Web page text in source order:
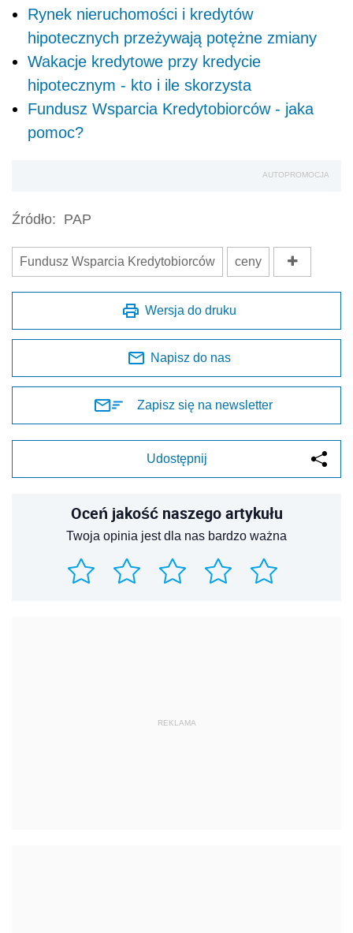
Rynek nieruchomości i kredytów
hipotecznych przeżywają potężne zmiany
Wakacje kredytowe przy kredycie
hipotecznym - kto i ile skorzysta
Fundusz Wsparcia Kredytobiorców - jaka
pomoc?
AUTOPROMOCJA
Źródło: PAP
Fundusz Wsparcia Kredytobiorców ceny
Wersja do druku
Napisz do nas
Zapisz się na newsletter
Udostępnij
Oceń jakość naszego artykułu
Twoja opinia jest dla nas bardzo ważna
REKLAMA